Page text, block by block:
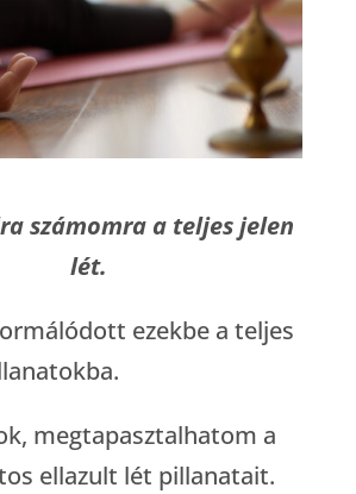
számomra a teljes jelen
lét.
ezekbe a teljes
megtapasztalhatom a
ellazult lét pillanatait.